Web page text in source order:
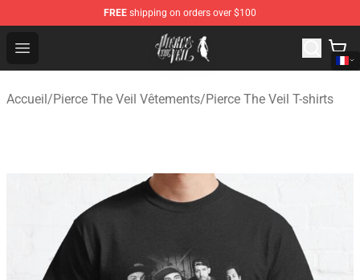
FREE shipping on orders over $100
Open menu
Pierce The Veil Store - Official Pierce The Veil
Accueil/Pierce The Veil Vêtements/Pierce The Veil T-shirts